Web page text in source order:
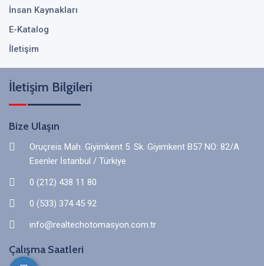
İnsan Kaynakları
E-Katalog
İletişim
İletişim Bilgileri
Bize Ulaşın
Oruçreis Mah. Giyimkent 5. Sk. Giyimkent B57 NO: 82/A
Esenler İstanbul / Türkiye
0 (212) 438 11 80
0 (533) 374 45 92
info@realtechotomasyon.com.tr
Çalışma Saatleri